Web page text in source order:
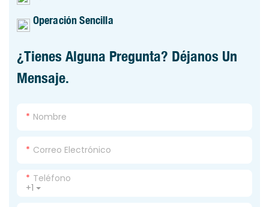
Operación Sencilla
¿Tienes Alguna Pregunta? Déjanos Un
Mensaje.
Nombre
Correo Electrónico
+1
Teléfono